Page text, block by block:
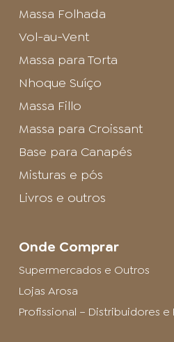
Massa Folhada
Vol-au-Vent
Massa para Torta
Nhoque Suíço
Massa Fillo
Massa para Croissant
Base para Canapés
Misturas e pós
Livros e outros
Onde Comprar
Supermercados e Outros
Lojas Arosa
Profissional – Distribuidores